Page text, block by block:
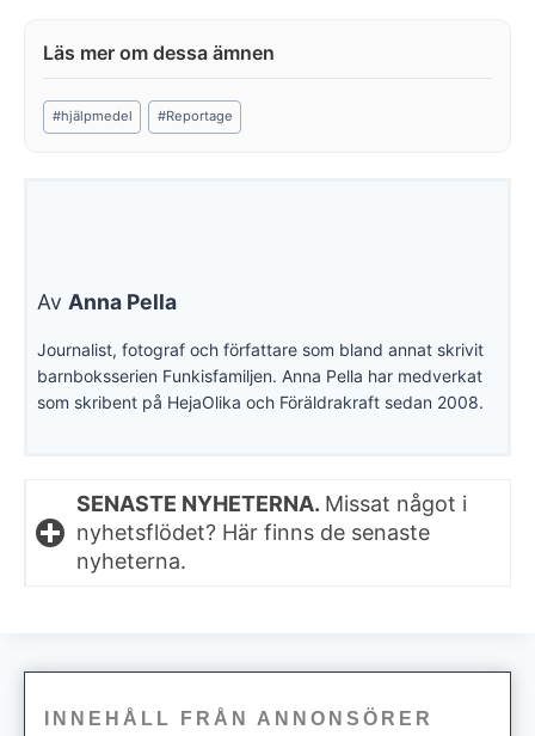
Post
Tags:
#hjälpmedel #Reportage
Av Anna Pella
Journalist, fotograf och författare som bland annat skrivit
barnboksserien Funkisfamiljen. Anna Pella har medverkat
som skribent på HejaOlika och Föräldrakraft sedan 2008.
SENASTE NYHETERNA. Missat något i
nyhetsflödet? Här finns de senaste
nyheterna.
INNEHÅLL FRÅN ANNONSÖRER